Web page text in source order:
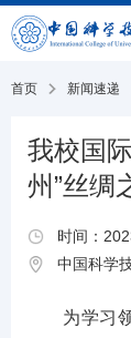
主
页
|
交
|
书
馆
|
首页 新闻速递
我校国
州”丝绸
时间：
中国科学
为学习